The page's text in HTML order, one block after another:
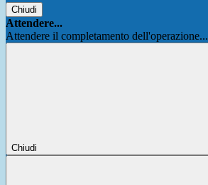
Chiudi
Attendere...
Attendere il completamento dell'operazione...
Chiudi